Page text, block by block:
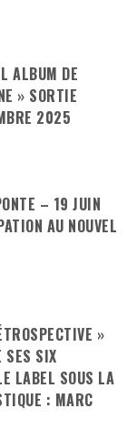
ALBUM DE
» SORTIE
2025
– 19 JUIN
AU NOUVEL
»
SES SIX
LABEL SOUS LA
: MARC